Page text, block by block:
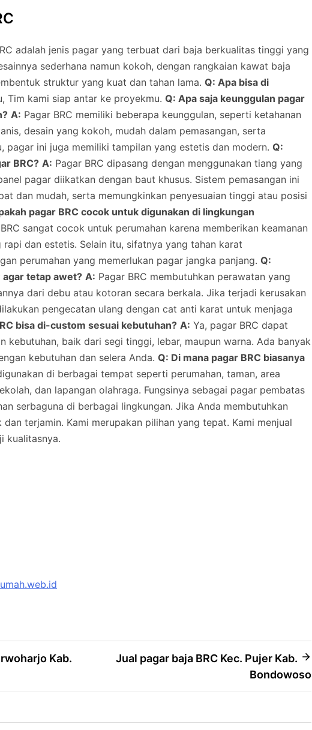
adalah jenis pagar yang terbuat dari baja berkualitas tinggi yang
sederhana namun kokoh, dengan rangkaian kawat baja
struktur yang kuat dan tahan lama. Q: Apa bisa di
Tim kami siap antar ke proyekmu. Q: Apa saja keunggulan pagar
A: Pagar BRC memiliki beberapa keunggulan, seperti ketahanan
desain yang kokoh, mudah dalam pemasangan, serta
pagar ini juga memiliki tampilan yang estetis dan modern. Q:
BRC? A: Pagar BRC dipasang dengan menggunakan tiang yang
pagar diikatkan dengan baut khusus. Sistem pemasangan ini
dan mudah, serta memungkinkan penyesuaian tinggi atau posisi
pagar BRC cocok untuk digunakan di lingkungan
sangat cocok untuk perumahan karena memberikan keamanan
dan estetis. Selain itu, sifatnya yang tahan karat
perumahan yang memerlukan pagar jangka panjang. Q:
agar tetap awet? A: Pagar BRC membutuhkan perawatan yang
dari debu atau kotoran secara berkala. Jika terjadi kerusakan
pengecatan ulang dengan cat anti karat untuk menjaga
bisa di-custom sesuai kebutuhan? A: Ya, pagar BRC dapat
kebutuhan, baik dari segi tinggi, lebar, maupun warna. Ada banyak
kebutuhan dan selera Anda. Q: Di mana pagar BRC biasanya
di berbagai tempat seperti perumahan, taman, area
dan lapangan olahraga. Fungsinya sebagai pagar pembatas
serbaguna di berbagai lingkungan. Jika Anda membutuhkan
terjamin. Kami merupakan pilihan yang tepat. Kami menjual
kualitasnya.
Kab.
Jual pagar baja BRC Kec. Pujer Kab.
Bondowoso